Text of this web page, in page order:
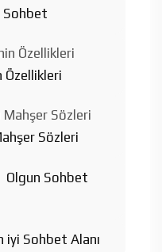
Özellikleri
Sözleri
Olgun Sohbet
iyi Sohbet Alanı